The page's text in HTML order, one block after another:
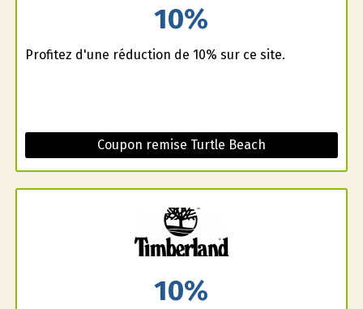
10%
Profitez d'une réduction de 10% sur ce site.
Coupon remise Turtle Beach
10%